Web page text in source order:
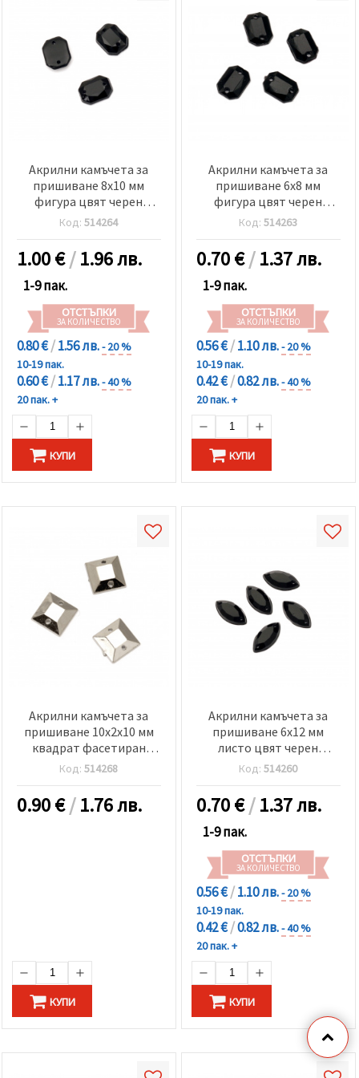
Акрилни камъчета за
пришиване 8x10 мм
фигура цвят черен
фасетиран -50 броя
Код:514264
1.00€/1.96 лв.
1-9 пак.
ОТСТЪПКИ
ЗА КОЛИЧЕСТВО
0.80 €/1.56 лв.- 20 %
10-19 пак.
0.60 €/1.17 лв.- 40 %
20 пак. +
КУПИ
Акрилни камъчета за
пришиване 6x8 мм
фигура цвят черен
фасетиран -50 броя
Код:514263
0.70€/1.37 лв.
1-9 пак.
ОТСТЪПКИ
ЗА КОЛИЧЕСТВО
0.56 €/1.10 лв.- 20 %
10-19 пак.
0.42 €/0.82 лв.- 40 %
20 пак. +
КУПИ
Акрилни камъчета за
пришиване 10x2x10 мм
квадрат фасетиран
цвят сребро -50 броя
Код:514268
0.90€/1.76 лв.
КУПИ
Акрилни камъчета за
пришиване 6x12 мм
листо цвят черен
фасетиран -50 броя
Код:514260
0.70€/1.37 лв.
1-9 пак.
ОТСТЪПКИ
ЗА КОЛИЧЕСТВО
0.56 €/1.10 лв.- 20 %
10-19 пак.
0.42 €/0.82 лв.- 40 %
20 пак. +
КУПИ